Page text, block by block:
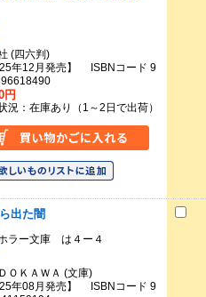
(四六判)
年12月発売】 ISBNコード 9
円
況：在庫あり（1～2日で出荷）
出た闇
ラー文庫 は４ー４
ＯＫＡＷＡ (文庫)
年08月発売】 ISBNコード 9